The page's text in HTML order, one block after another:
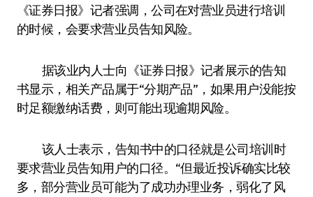
《证券日报》记者强调，公司在对营业员进行培训
的时候，会要求营业员告知风险。
据该业内人士向《证券日报》记者展示的告知
书显示，相关产品属于“分期产品”，如果用户没能按
时足额缴纳话费，则可能出现逾期风险。
该人士表示，告知书中的口径就是公司培训时
要求营业员告知用户的口径。“但最近投诉确实比较
多，部分营业员可能为了成功办理业务，弱化了风